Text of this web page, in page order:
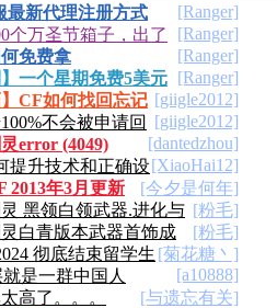
[Ranger]
最新代理注册方式
【原创】【申精】
[Ranger]
个万圣节箱子，出了
[Ranger]
免费拿
Amazon点卡
[Ranger]
】一个星期免费5美元
[giigle2012]
】CF如何找回忘记
址
[giigle2012]
不会被申请回
作用）
[dantedzhou]
error (4049)
）
[XiaoHai12]
提升技术和正确设
置
[今夕是何年]
2013年3月更新
[粉毛]
黑领白领武器.进化与
[粉毛]
白青版本武器首饰成
[菊花糖丶]
彻底结束留学生
[a10888]
是一群中国人
[与遗忘有关]
高了。。。